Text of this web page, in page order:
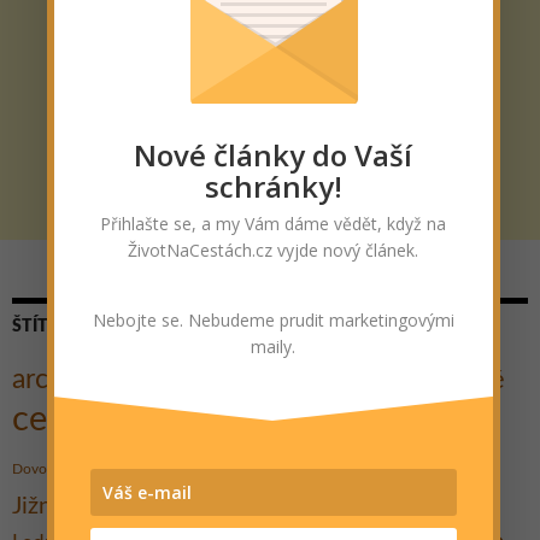
ŠTÍTKY
architektura Cestovatelé
cestování Cyklo Dobrodružství
Dovolená Festival Gent historiehoryHrad Indie Jezero
Jižní Morava
Nové články do Vaší
schránky!
Přihlašte se, a my Vám dáme vědět, když na
ŽivotNaCestách.cz vyjde nový článek.
Nebojte se. Nebudeme prudit marketingovými
maily.